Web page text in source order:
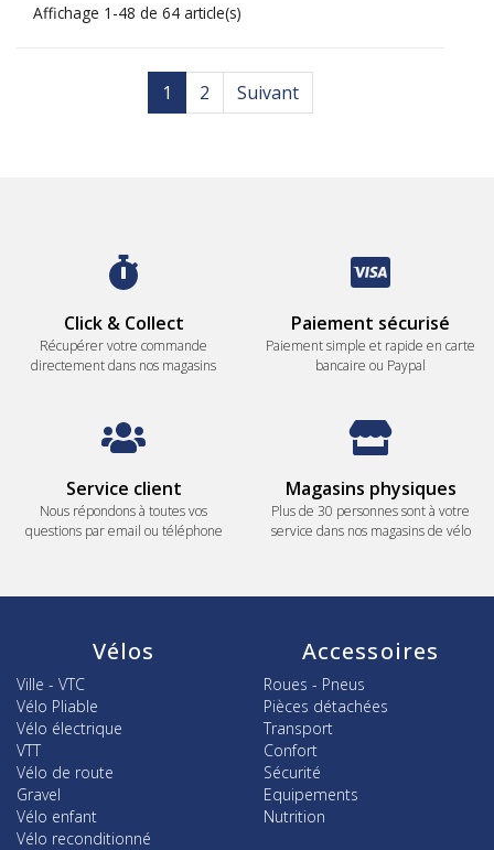
Affichage 1-48 de 64 article(s)
1 2 Suivant
Click & Collect
Récupérer votre commande
directement dans nos magasins
Paiement sécurisé
Paiement simple et rapide en carte
bancaire ou Paypal
Service client
Nous répondons à toutes vos
questions par email ou téléphone
Magasins physiques
Plus de 30 personnes sont à votre
service dans nos magasins de vélo
Vélos
Ville - VTC
Vélo Pliable
Vélo électrique
VTT
Vélo de route
Gravel
Vélo enfant
Vélo reconditionné
Accessoires
Roues - Pneus
Pièces détachées
Transport
Confort
Sécurité
Equipements
Nutrition